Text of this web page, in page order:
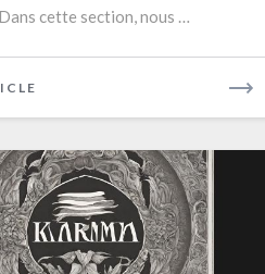
cette section, nous …
MORE